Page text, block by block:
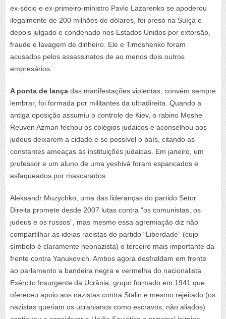
ex-sócio e ex-primeiro-ministro Pavlo Lazarenko se apoderou
ilegalmente de 200 milhões de dólares, foi preso na Suíça e
depois julgado e condenado nos Estados Unidos por extorsão,
fraude e lavagem de dinheiro. Ele e Timoshenko foram
acusados pelos assassinatos de ao menos dois outros
empresários.
A ponta de lança das manifestações violentas, convém sempre
lembrar, foi formada por militantes da ultradireita. Quando a
antiga oposição assumiu o controle de Kiev, o rabino Moshe
Reuven Azman fechou os colégios judaicos e aconselhou aos
judeus deixarem a cidade e se possível o país, citando as
constantes ameaças às instituições judaicas. Em janeiro, um
professor e um aluno de uma yeshivá foram espancados e
esfaqueados por mascarados.
Aleksandr Muzychko, uma das lideranças do partido Setor
Direita promete desde 2007 lutas contra “os comunistas, os
judeus e os russos”, mas mesmo essa agremiação diz não
compartilhar as ideias racistas do partido “Liberdade” (cujo
símbolo é claramente neonazista) o terceiro mais importante da
frente contra Yanukovich. Ambos agora desfraldam em frente
ao parlamento a bandeira negra e vermelha do nacionalista
Exército Insurgente da Ucrânia, grupo formado em 1941 que
ofereceu apoio aos nazistas contra Stalin e mesmo rejeitado (os
nazistas queriam os ucranianos como escravos, não aliados)